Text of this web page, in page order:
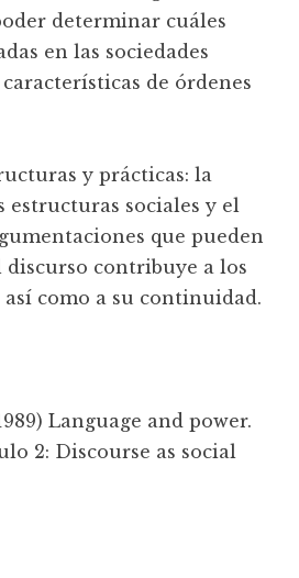
determinar cuáles
en las sociedades
de órdenes
y prácticas: la
sociales y el
que pueden
discurso contribuye a los
así como a su continuidad.
Language and power.
2: Discourse as social